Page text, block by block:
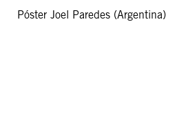
Póster Joel Paredes (Argentina)